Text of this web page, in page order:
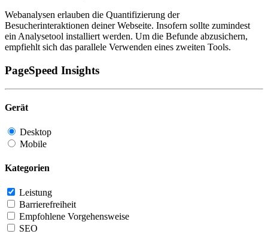
Webanalysen erlauben die Quantifizierung der
Besucherinteraktionen deiner Webseite. Insofern sollte zumindest
ein Analysetool installiert werden. Um die Befunde abzusichern,
empfiehlt sich das parallele Verwenden eines zweiten Tools.
PageSpeed Insights
Gerät
Desktop
Mobile
Kategorien
Leistung
Barrierefreiheit
Empfohlene Vorgehensweise
SEO